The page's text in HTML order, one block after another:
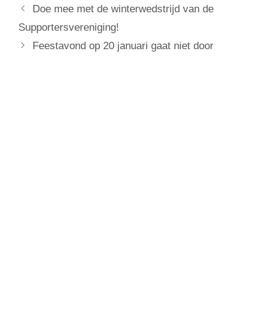
Doe mee met de winterwedstrijd van de
Supportersvereniging!
Feestavond op 20 januari gaat niet door